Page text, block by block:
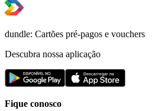
dundle: Cartões pré-pagos e vouchers
Descubra nossa aplicação
Fique conosco